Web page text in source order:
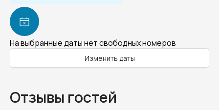
На выбранные даты нет свободных номеров
Изменить даты
Отзывы гостей